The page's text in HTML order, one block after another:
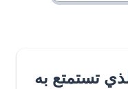
تستمتع به